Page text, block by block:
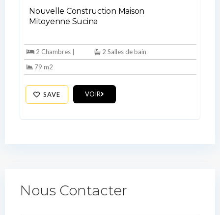
Nouvelle Construction Maison
Mitoyenne Sucina
2 Chambres |
2 Salles de bain
79 m2
SAVE VOIR
Nous Contacter